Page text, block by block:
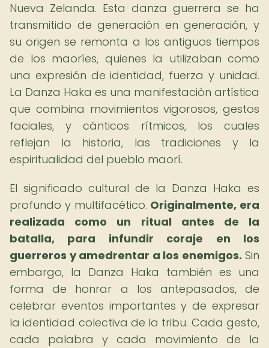
Nueva Zelanda. Esta danza guerrera se ha
transmitido de generación en generación, y
su origen se remonta a los antiguos tiempos
de los maoríes, quienes la utilizaban como
una expresión de identidad, fuerza y unidad.
La Danza Haka es una manifestación artística
que combina movimientos vigorosos, gestos
faciales, y cánticos rítmicos, los cuales
reflejan la historia, las tradiciones y la
espiritualidad del pueblo maorí.
El significado cultural de la Danza Haka es
profundo y multifacético. Originalmente, era
realizada como un ritual antes de la
batalla, para infundir coraje en los
guerreros y amedrentar a los enemigos. Sin
embargo, la Danza Haka también es una
forma de honrar a los antepasados, de
celebrar eventos importantes y de expresar
la identidad colectiva de la tribu. Cada gesto,
cada palabra y cada movimiento de la